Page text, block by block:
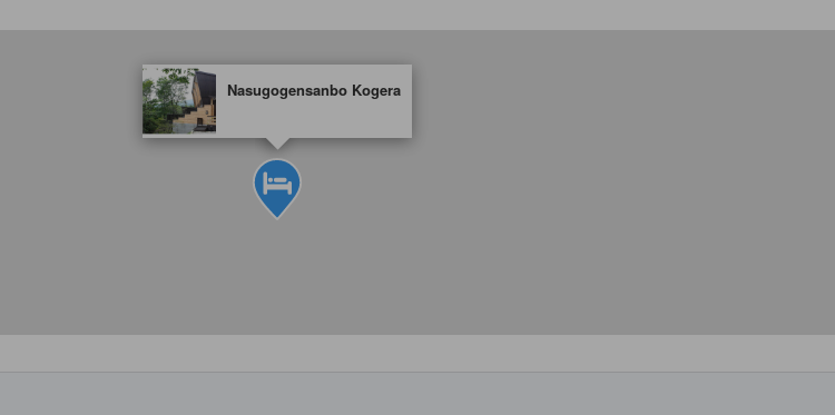
Nasugogensanbo Kogera
tooltip
金色星星表示的等级信息由合作第三方平台提供，仅作为住宿舒适度、设施服务等方面的水平参考。